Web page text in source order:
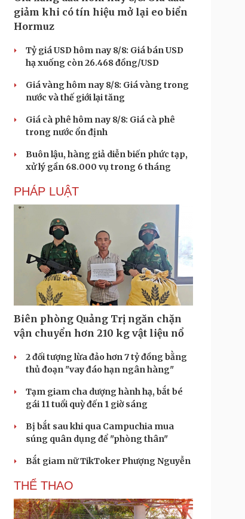
giảm khi có tín hiệu mở lại eo biển
Hormuz
Tỷ giá USD hôm nay 8/8: Giá bán USD
hạ xuống còn 26.468 đồng/USD
Giá vàng hôm nay 8/8: Giá vàng trong
nước và thế giới lại tăng
Giá cà phê hôm nay 8/8: Giá cà phê
trong nước ổn định
Buôn lậu, hàng giả diễn biến phức tạp,
xử lý gần 68.000 vụ trong 6 tháng
PHÁP LUẬT
Biên phòng Quảng Trị ngăn chặn
vận chuyển hơn 210 kg vật liệu nổ
2 đối tượng lừa đảo hơn 7 tỷ đồng bằng
thủ đoạn "vay đáo hạn ngân hàng"
Tạm giam cha dượng hành hạ, bắt bé
gái 11 tuổi quỳ đến 1 giờ sáng
Bị bắt sau khi qua Campuchia mua
súng quân dụng để "phòng thân"
Bắt giam nữ TikToker Phượng Nguyễn
THỂ THAO